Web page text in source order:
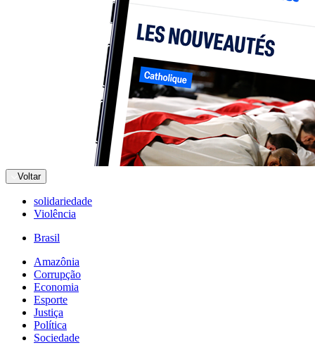
Voltar
solidariedade
Violência
Brasil
Amazônia
Corrupção
Economia
Esporte
Justiça
Política
Sociedade